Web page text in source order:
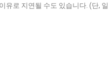
유로 지연될 수도 있습니다. (단, 일